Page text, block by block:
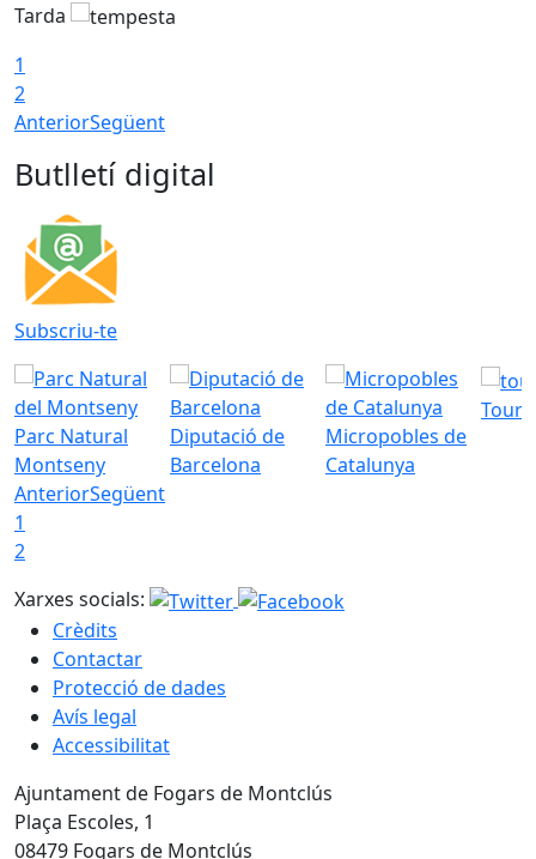
Tarda
1
2
AnteriorSegüent
Butlletí digital
Subscriu-te
Parc Natural
Montseny
Diputació de
Barcelona
Micropobles de
Catalunya
AnteriorSegüent
1
2
Xarxes socials:
Crèdits
Contactar
Protecció de dades
Avís legal
Accessibilitat
Ajuntament de Fogars de Montclús
Plaça Escoles, 1
08479 Fogars de Montclús